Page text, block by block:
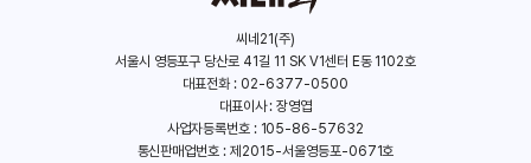
씨네21(주)
서울시 영등포구 당산로 41길 11 SK V1센터 E동 1102호
대표전화 : 02-6377-0500
대표이사 : 장영엽
사업자등록번호 : 105-86-57632
통신판매업번호 : 제2015-서울영등포-0671호